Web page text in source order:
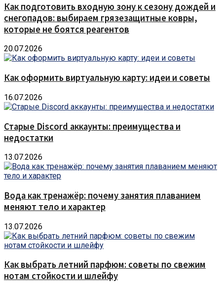
Как подготовить входную зону к сезону дождей и
снегопадов: выбираем грязезащитные ковры,
которые не боятся реагентов
20.07.2026
Как оформить виртуальную карту: идеи и советы
16.07.2026
Старые Discord аккаунты: преимущества и
недостатки
13.07.2026
Вода как тренажёр: почему занятия плаванием
меняют тело и характер
13.07.2026
Как выбрать летний парфюм: советы по свежим
нотам стойкости и шлейфу